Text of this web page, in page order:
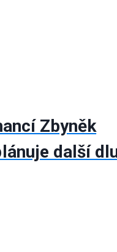
Zbyněk
další